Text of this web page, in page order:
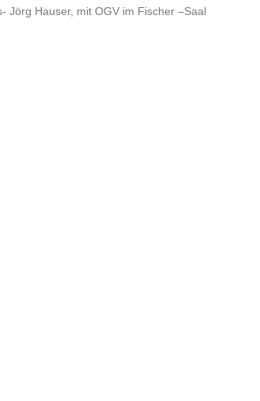
Jörg Hauser, mit OGV im Fischer –Saal